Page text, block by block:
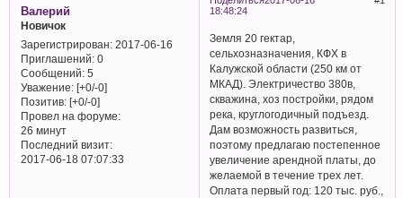
18:48:24
Валерий
Новичок
Зарегистрирован: 2017-06-16
Приглашений:0
Сообщений:5
Уважение: [+0/-0]
Позитив: [+0/-0]
Провел на форуме:
26 минут
Последний визит:
2017-06-18 07:07:33
Земля 20 гектар,
сельхозназначения, КФХ в
Калужской области (250 км от
МКАД). Электричество 380в,
скважина, хоз постройки, рядом
река, круглогодичный подъезд.
Дам возможность развиться,
поэтому предлагаю постепенное
увеличение арендной платы, до
желаемой в течение трех лет.
Оплата первый год: 120 тыс. руб.,